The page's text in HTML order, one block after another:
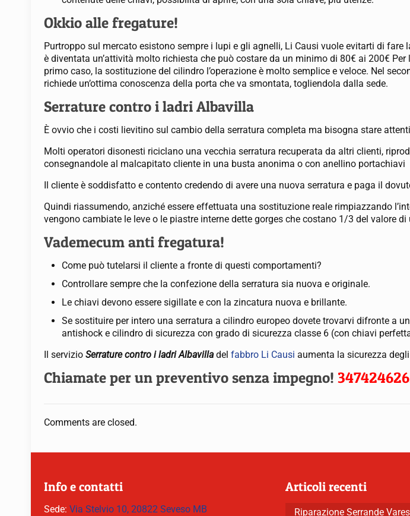
Okkio alle fregature!
Purtroppo sul mercato esistono sempre i lupi e gli agnelli, Li Causi vuole evitarti di
è diventata un’attività molto richiesta che può costare da un minimo di 80€ ai 200€
primo caso, la sostituzione del cilindro l’operazione è molto semplice e veloce. Nel
richiede un’ottima conoscenza della porta che va smontata, togliendola dalla sede.
Serrature contro i ladri Albavilla
È ovvio che i costi lievitino sul cambio della serratura completa ma bisogna stare
Molti operatori disonesti riciclano una vecchia serratura recuperata da altri clienti,
consegnandole al malcapitato cliente in una busta anonima o con anellino portachiavi
Il cliente è soddisfatto e contento credendo di avere una nuova serratura e paga il
Quindi riassumendo, anziché essere effettuata una sostituzione reale rimpiazzando
vengono cambiate le leve o le piastre interne dette gorges che costano 1/3 del valore
Vademecum anti fregatura!
Come può tutelarsi il cliente a fronte di questi comportamenti?
Controllare sempre che la confezione della serratura sia nuova e originale.
Le chiavi devono essere sigillate e con la zincatura nuova e brillante.
Se sostituire per intero una serratura a cilindro europeo dovete trovarvi difronte a
antishock e cilindro di sicurezza con grado di sicurezza classe 6 (con chiavi
Il servizioSerrature contro i ladri Albavilladelfabbro Li Causi aumenta la sicurezza
Chiamate per un preventivo senza impegno!
Comments are closed.
Info e contatti
Sede: Via Stelvio 10, 20822 Seveso MB
Articoli recenti
Riparazione Serrande